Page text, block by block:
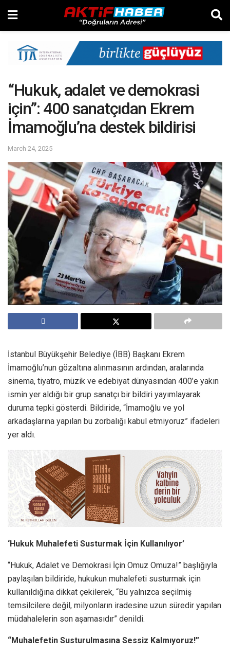
“Hukuk, adalet ve demokrasi
için”: 400 sanatçıdan Ekrem
İmamoğlu’na destek bildirisi
March 24, 2025
İstanbul Büyükşehir Belediye (İBB) Başkanı Ekrem
İmamoğlu’nun gözaltına alınmasının ardından, aralarında
sinema, tiyatro, müzik ve edebiyat dünyasından 400’e yakın
ismin yer aldığı bir grup sanatçı bir bildiri yayımlayarak
duruma tepki gösterdi. Bildiride, “İmamoğlu ve yol
arkadaşlarına yapılan bu zorbalığı kabul etmiyoruz” ifadeleri
yer aldı.
‘Hukuk Muhalefeti Susturmak İçin Kullanılıyor’
“Hukuk, Adalet ve Demokrasi İçin Omuz Omuza!” başlığıyla
paylaşılan bildiride, hukukun muhalefeti susturmak için
kullanıldığına dikkat çekilerek, “Bu yalnızca seçilmiş
temsilcilere değil, milyonların iradesine uzun süredir yapılan
müdahalelerin son aşamasıdır” denildi.
“Muhalefetin Susturulmasına Sessiz Kalmıyoruz!”